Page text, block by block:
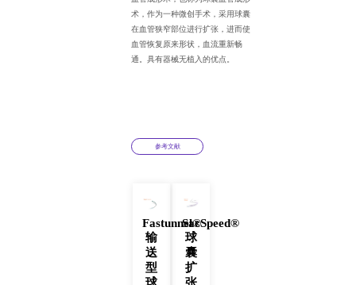
术，作为一种微创手术，采用球囊
在血管狭窄部位进行扩张，进而使
血管恢复原来形状，血流重新畅
通。具有器械无植入的优点。
参考文献
Fastunnel®
输
送
型
SacSpeed®
球
囊
扩